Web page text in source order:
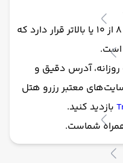
امتیاز کاربران معمولاً در بازه ۸ از ۱۰ یا بالاتر قرار دارد که
روزانه، آدرس دقیق و
معتبر رزرو هتل
بازدید کنید.
شماست.